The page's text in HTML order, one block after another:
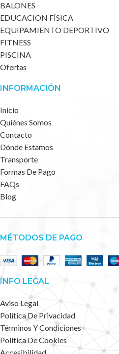
BALONES
EDUCACION FÍSICA
EQUIPAMIENTO DEPORTIVO
FITNESS
PISCINA
Ofertas
INFORMACIÓN
Inicio
Quiénes Somos
Contacto
Dónde Estamos
Transporte
Formas De Pago
FAQs
Blog
MÉTODOS DE PAGO
INFO LEGAL
Aviso Legal
Política De Privacidad
Términos Y Condiciones
Política De Cookies